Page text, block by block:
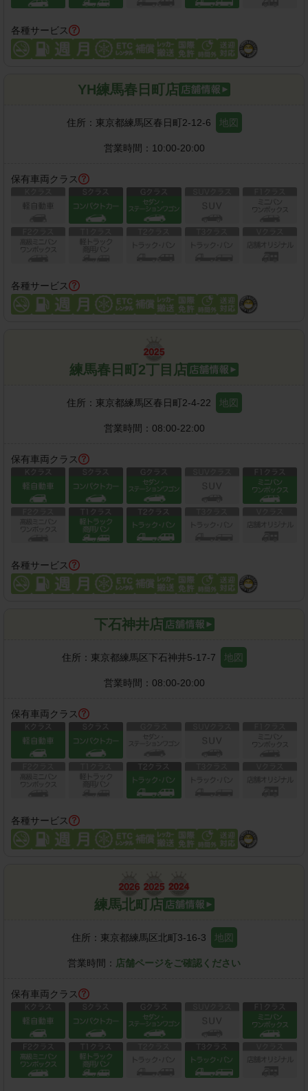
各種サービス
YH練馬春日町店
住所： 東京都練馬区春日町2-12-6 地図
営業時間： 10:00-20:00
保有車両クラス
各種サービス
練馬春日町2丁目店
住所： 東京都練馬区春日町2-4-22 地図
営業時間： 08:00-22:00
保有車両クラス
各種サービス
下石神井店
住所： 東京都練馬区下石神井5-17-7 地図
営業時間： 08:00-20:00
保有車両クラス
各種サービス
練馬北町店
住所： 東京都練馬区北町3-16-3 地図
営業時間： 店舗ページをご確認ください
保有車両クラス